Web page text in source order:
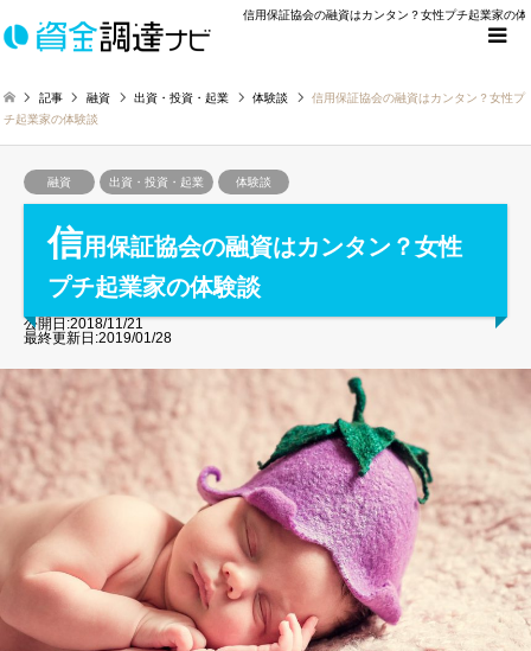
信用保証協会の融資はカンタン？女性プチ起業家の体
記事 融資 出資・投資・起業 体験談
信用保証協会の融資はカンタン？女性プ
チ起業家の体験談
融資 出資・投資・起業 体験談
信用保証協会の融資はカンタン？女性
プチ起業家の体験談
公開日:2018/11/21
最終更新日:2019/01/28